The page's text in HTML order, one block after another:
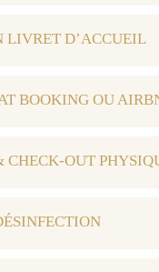
LIVRET D’ACCUEIL
BOOKING OU
CHECK-OUT